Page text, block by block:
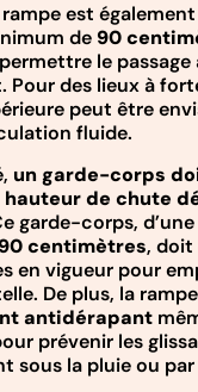
est
de 90
le passage
Pour des lieux à
peut être
fluide.
un garde-corps
hauteur de chute
garde-corps, d’une
centimètres, doit
en vigueur pour
De plus, la
antidérapant
prévenir les
sous la pluie ou